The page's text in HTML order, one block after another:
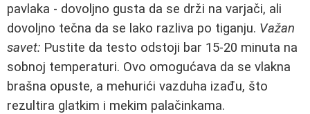
pavlaka - dovoljno gusta da se drži na varjači, ali
dovoljno tečna da se lako razliva po tiganju. Važan
savet: Pustite da testo odstoji bar 15-20 minuta na
sobnoj temperaturi. Ovo omogućava da se vlakna
brašna opuste, a mehurići vazduha izađu, što
rezultira glatkim i mekim palačinkama.